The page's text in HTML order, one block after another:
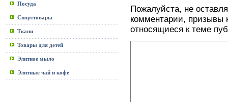
Посуда
Спорттовары
Ткани
Товары для детей
Элитное мыло
Элитные чай и кофе
Пожалуйста, не
комментарии, призывы
относящиеся к теме